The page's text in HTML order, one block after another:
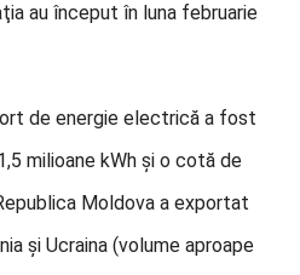
au început în luna februarie
de energie electrică a fost
milioane kWh şi o cotă de
Moldova a exportat
şi Ucraina (volume aproape